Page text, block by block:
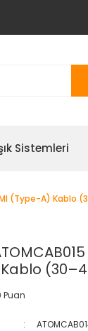
Sistemleri
(Type-A) Kablo
Puan